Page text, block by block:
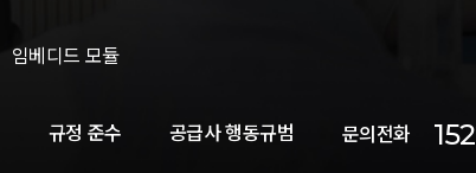
임베디드 모듈
규정 준수 공급사 행동규범 문의전화